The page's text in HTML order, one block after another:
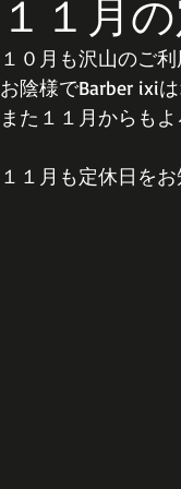
１１月
１０月も沢山のご
お陰様でBarber ixi
また１１月からも
１１月も定休日を